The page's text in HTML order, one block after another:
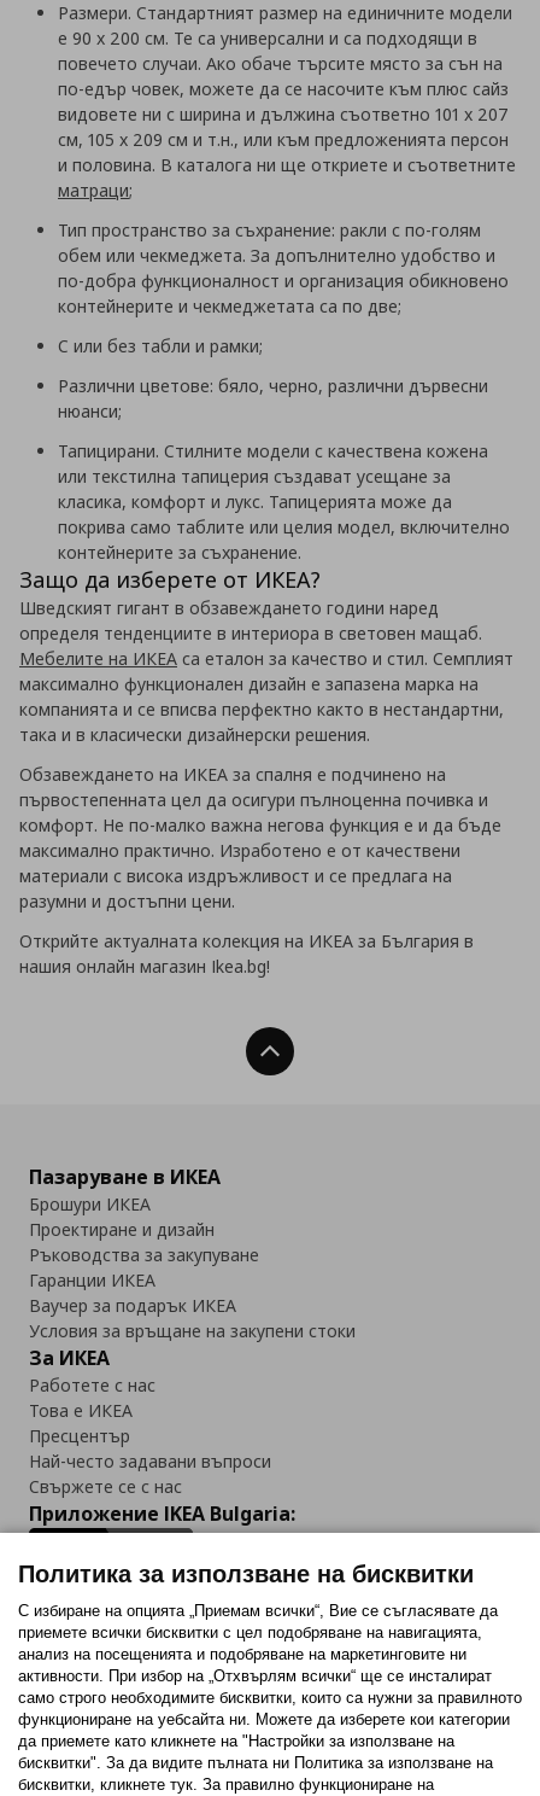
Размери. Стандартният размер на единичните модели
е 90 х 200 см. Те са универсални и са подходящи в
повечето случаи. Ако обаче търсите място за сън на
по-едър човек, можете да се насочите към плюс сайз
видовете ни с ширина и дължина съответно 101 х 207
см, 105 х 209 см и т.н., или към предложенията персон
и половина. В каталога ни ще откриете и съответните
матраци;
Тип пространство за съхранение: ракли с по-голям
обем или чекмеджета. За допълнително удобство и
по-добра функционалност и организация обикновено
контейнерите и чекмеджетата са по две;
С или без табли и рамки;
Различни цветове: бяло, черно, различни дървесни
нюанси;
Тапицирани. Стилните модели с качествена кожена
или текстилна тапицерия създават усещане за
класика, комфорт и лукс. Тапицерията може да
покрива само таблите или целия модел, включително
контейнерите за съхранение.
Защо да изберете от ИКЕА?
Шведският гигант в обзавеждането години наред
определя тенденциите в интериора в световен мащаб.
Мебелите на ИКЕА са еталон за качество и стил. Семплият
максимално функционален дизайн е запазена марка на
компанията и се вписва перфектно както в нестандартни,
така и в класически дизайнерски решения.
Обзавеждането на ИКЕА за спалня е подчинено на
първостепенната цел да осигури пълноценна почивка и
комфорт. Не по-малко важна негова функция е и да бъде
максимално практично. Изработено е от качествени
материали с висока издръжливост и се предлага на
разумни и достъпни цени.
Открийте актуалната колекция на ИКЕА за България в
нашия онлайн магазин Ikea.bg!
Нагоре
Пазаруване в ИКЕА
Брошури ИКЕА
Проектиране и дизайн
Ръководства за закупуване
Гаранции ИКЕА
Ваучер за подарък ИКЕА
Условия за връщане на закупени стоки
За ИКЕА
Работете с нас
Това е ИКЕА
Пресцентър
Най-често задавани въпроси
Свържете се с нас
Приложение IKEA Bulgaria:
Последвайте ни:
FacebookTwitterYoutubePinterestInstagram
Политика за използване на бисквитки
С избиране на опцията „Приемам всички“, Вие се съгласявате да
приемете всички бисквитки с цел подобряване на навигацията,
анализ на посещенията и подобряване на маркетинговите ни
активности. При избор на „Отхвърлям всички“ ще се инсталират
само строго необходимитe бисквитки, които са нужни за правилното
функциониране на уебсайта ни. Можете да изберете кои категории
да приемете като кликнете на "Настройки за използване на
бисквитки". За да видите пълната ни Политика за използване на
бисквитки, кликнете тук. За правилно функциониране на